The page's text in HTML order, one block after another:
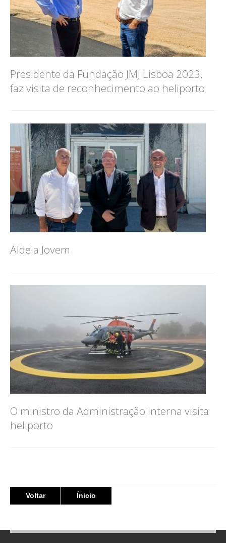
Presidente da Fundação JMJ Lisboa 2023,
faz visita de reconhecimento ao heliporto
Aldeia Jovem
O ministro da Administração Interna visita
heliporto
Voltar Ínicio